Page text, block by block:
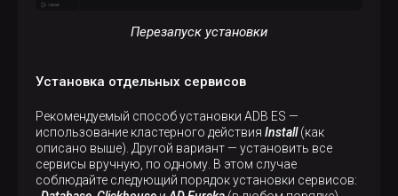
Перезапуск установки
Установка отдельных сервисов
Рекомендуемый способ установки ADB ES —
использование кластерного действия Install(как
описано выше). Другой вариант — установить все
сервисы вручную, по одному. В этом случае
соблюдайте следующий порядок установки сервисов: